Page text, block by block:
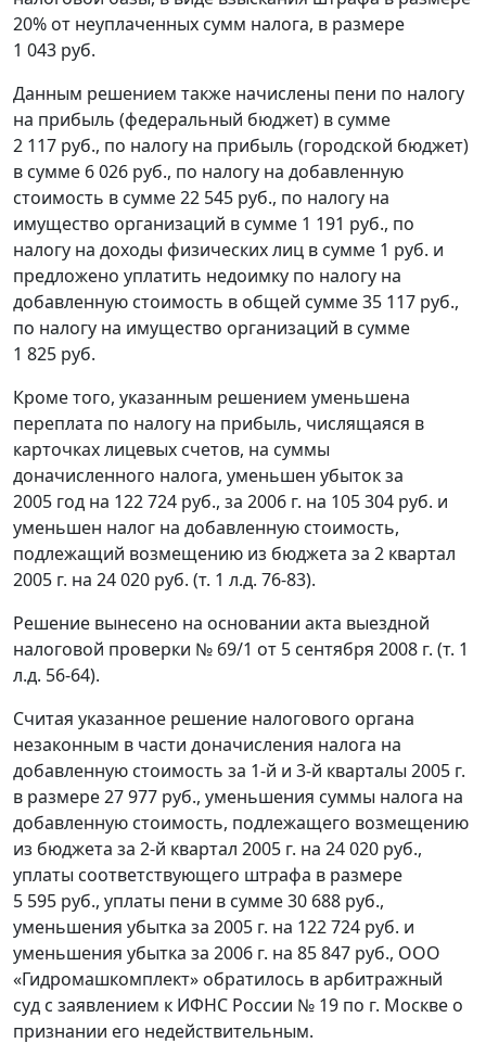
20% от неуплаченных сумм налога, в размере
1 043 руб.
Данным решением также начислены пени по налогу
на прибыль (федеральный бюджет) в сумме
2 117 руб., по налогу на прибыль (городской бюджет)
в сумме 6 026 руб., по налогу на добавленную
стоимость в сумме 22 545 руб., по налогу на
имущество организаций в сумме 1 191 руб., по
налогу на доходы физических лиц в сумме 1 руб. и
предложено уплатить недоимку по налогу на
добавленную стоимость в общей сумме 35 117 руб.,
по налогу на имущество организаций в сумме
1 825 руб.
Кроме того, указанным решением уменьшена
переплата по налогу на прибыль, числящаяся в
карточках лицевых счетов, на суммы
доначисленного налога, уменьшен убыток за
2005 год на 122 724 руб., за 2006 г. на 105 304 руб. и
уменьшен налог на добавленную стоимость,
подлежащий возмещению из бюджета за 2 квартал
2005 г. на 24 020 руб. (т. 1 л.д. 76-83).
Решение вынесено на основании акта выездной
налоговой проверки № 69/1 от 5 сентября 2008 г. (т. 1
л.д. 56-64).
Считая указанное решение налогового органа
незаконным в части доначисления налога на
добавленную стоимость за 1-й и 3-й кварталы 2005 г.
в размере 27 977 руб., уменьшения суммы налога на
добавленную стоимость, подлежащего возмещению
из бюджета за 2-й квартал 2005 г. на 24 020 руб.,
уплаты соответствующего штрафа в размере
5 595 руб., уплаты пени в сумме 30 688 руб.,
уменьшения убытка за 2005 г. на 122 724 руб. и
уменьшения убытка за 2006 г. на 85 847 руб., ООО
«Гидромашкомплект» обратилось в арбитражный
суд с заявлением к ИФНС России № 19 по г. Москве о
признании его недействительным.